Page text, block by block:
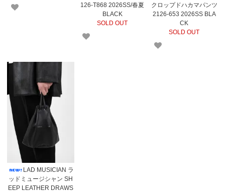
126-T868 2026SS/春夏
BLACK
SOLD OUT
クロップドハカマパンツ
2126-653 2026SS BLA
CK
SOLD OUT
LAD MUSICIAN ラ
ッドミュージシャン SH
EEP LEATHER DRAWS